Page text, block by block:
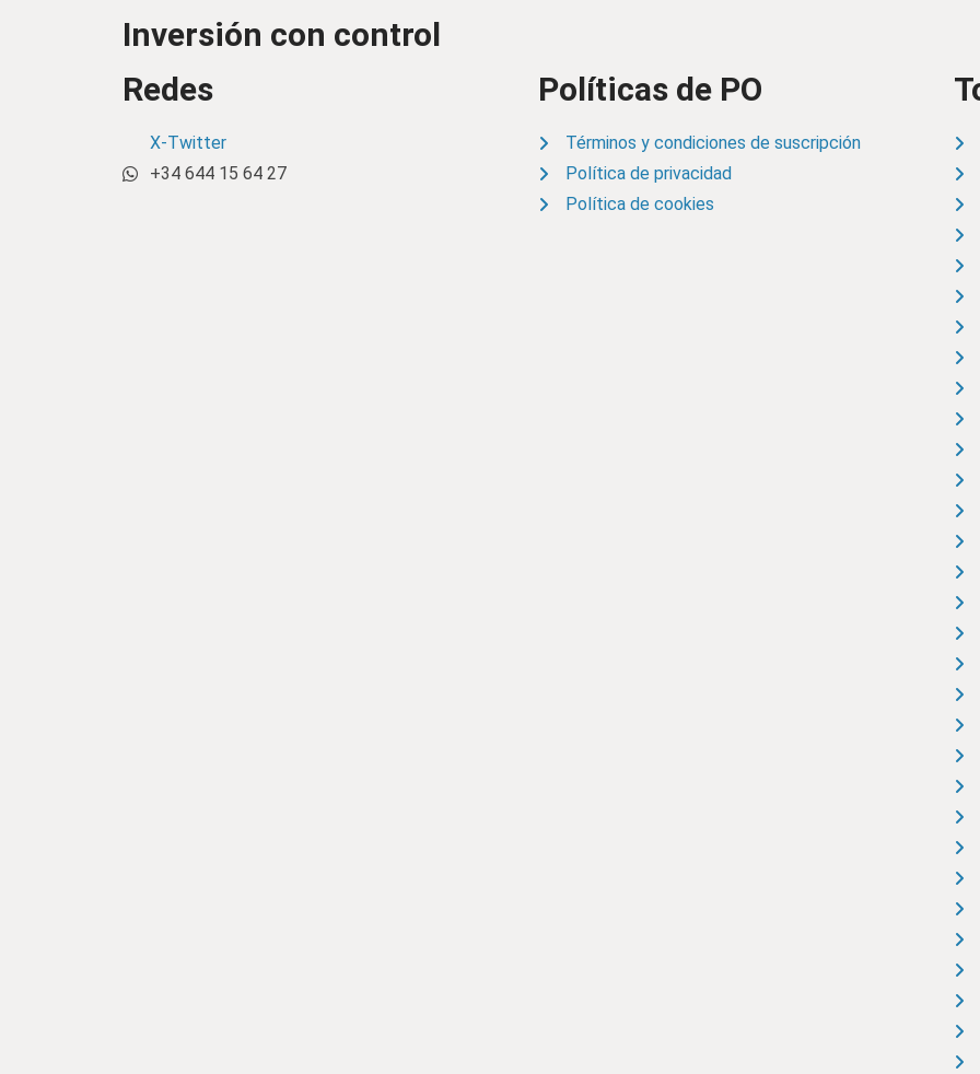
Inversión con control
Redes
X-Twitter
+34 644 15 64 27
Políticas de PO
Términos y condiciones de suscripción
Política de privacidad
Política de cookies